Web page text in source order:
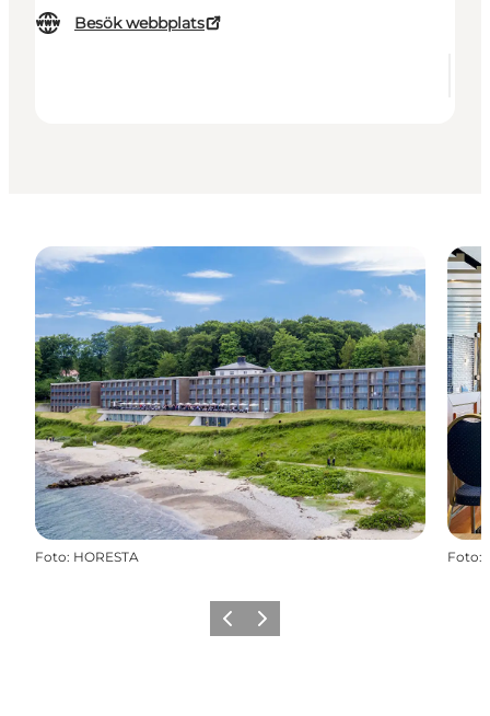
Besök webbplats
Foto: HORESTA Foto:
Föregående
Nästa